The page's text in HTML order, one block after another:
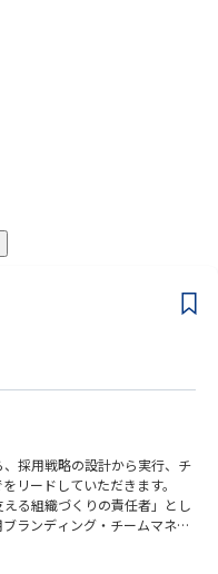
採用戦略の設計から実行、チ
リードしていただきます。
る組織づくりの責任者」とし
ランディング・チームマネジ